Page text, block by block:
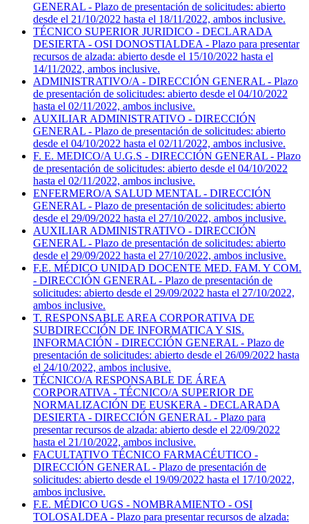
GENERAL - Plazo de presentación de solicitudes: abierto
desde el 21/10/2022 hasta el 18/11/2022, ambos inclusive.
TÉCNICO SUPERIOR JURIDICO - DECLARADA
DESIERTA - OSI DONOSTIALDEA - Plazo para presentar
recursos de alzada: abierto desde el 15/10/2022 hasta el
14/11/2022, ambos inclusive.
ADMINISTRATIVO/A - DIRECCIÓN GENERAL - Plazo
de presentación de solicitudes: abierto desde el 04/10/2022
hasta el 02/11/2022, ambos inclusive.
AUXILIAR ADMINISTRATIVO - DIRECCIÓN
GENERAL - Plazo de presentación de solicitudes: abierto
desde el 04/10/2022 hasta el 02/11/2022, ambos inclusive.
F. E. MEDICO/A U.G.S - DIRECCIÓN GENERAL - Plazo
de presentación de solicitudes: abierto desde el 04/10/2022
hasta el 02/11/2022, ambos inclusive.
ENFERMERO/A SALUD MENTAL - DIRECCIÓN
GENERAL - Plazo de presentación de solicitudes: abierto
desde el 29/09/2022 hasta el 27/10/2022, ambos inclusive.
AUXILIAR ADMINISTRATIVO - DIRECCIÓN
GENERAL - Plazo de presentación de solicitudes: abierto
desde el 29/09/2022 hasta el 27/10/2022, ambos inclusive.
F.E. MÉDICO UNIDAD DOCENTE MED. FAM. Y COM.
- DIRECCIÓN GENERAL - Plazo de presentación de
solicitudes: abierto desde el 29/09/2022 hasta el 27/10/2022,
ambos inclusive.
T. RESPONSABLE AREA CORPORATIVA DE
SUBDIRECCIÓN DE INFORMATICA Y SIS.
INFORMACIÓN - DIRECCIÓN GENERAL - Plazo de
presentación de solicitudes: abierto desde el 26/09/2022 hasta
el 24/10/2022, ambos inclusive.
TÉCNICO/A RESPONSABLE DE ÁREA
CORPORATIVA - TÉCNICO/A SUPERIOR DE
NORMALIZACIÓN DE EUSKERA - DECLARADA
DESIERTA - DIRECCIÓN GENERAL - Plazo para
presentar recursos de alzada: abierto desde el 22/09/2022
hasta el 21/10/2022, ambos inclusive.
FACULTATIVO TÉCNICO FARMACÉUTICO -
DIRECCIÓN GENERAL - Plazo de presentación de
solicitudes: abierto desde el 19/09/2022 hasta el 17/10/2022,
ambos inclusive.
F.E. MÉDICO UGS - NOMBRAMIENTO - OSI
TOLOSALDEA - Plazo para presentar recursos de alzada: